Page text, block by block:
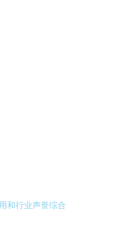
和行业声誉综合